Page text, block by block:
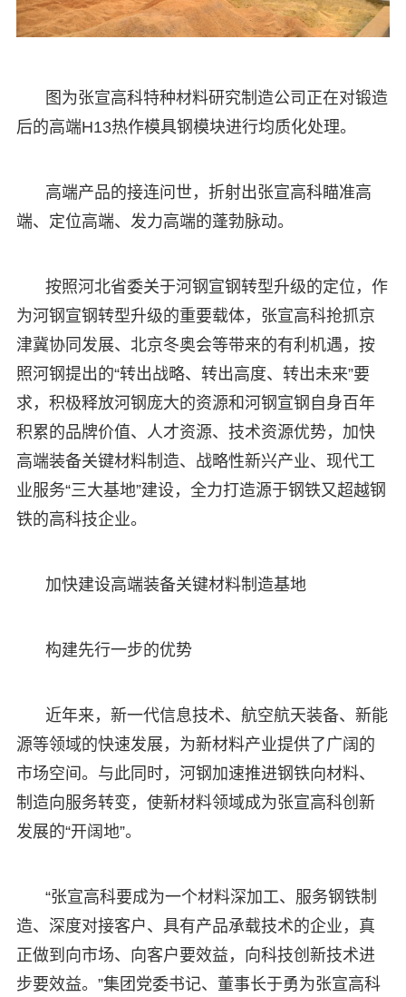
图为张宣高科特种材料研究制造公司正在对锻造
后的高端H13热作模具钢模块进行均质化处理。
高端产品的接连问世，折射出张宣高科瞄准高
端、定位高端、发力高端的蓬勃脉动。
按照河北省委关于河钢宣钢转型升级的定位，作
为河钢宣钢转型升级的重要载体，张宣高科抢抓京
津冀协同发展、北京冬奥会等带来的有利机遇，按
照河钢提出的“转出战略、转出高度、转出未来”要
求，积极释放河钢庞大的资源和河钢宣钢自身百年
积累的品牌价值、人才资源、技术资源优势，加快
高端装备关键材料制造、战略性新兴产业、现代工
业服务“三大基地”建设，全力打造源于钢铁又超越钢
铁的高科技企业。
加快建设高端装备关键材料制造基地
构建先行一步的优势
近年来，新一代信息技术、航空航天装备、新能
源等领域的快速发展，为新材料产业提供了广阔的
市场空间。与此同时，河钢加速推进钢铁向材料、
制造向服务转变，使新材料领域成为张宣高科创新
发展的“开阔地”。
“张宣高科要成为一个材料深加工、服务钢铁制
造、深度对接客户、具有产品承载技术的企业，真
正做到向市场、向客户要效益，向科技创新技术进
步要效益。”集团党委书记、董事长于勇为张宣高科